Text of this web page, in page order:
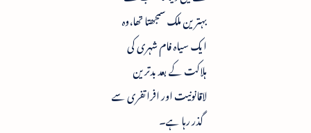
بہترین ملک سمجھتا تھا،وہ
ایک سیاہ فام شہری کی
ہلاکت کے بعد بدترین
لاقانونیت اور افراتفری سے
گذر رہا ہے۔